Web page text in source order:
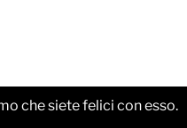
che siete felici con esso.